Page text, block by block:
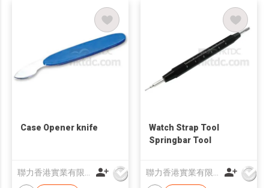
Case Opener knife
Watch Strap Tool
Springbar Tool